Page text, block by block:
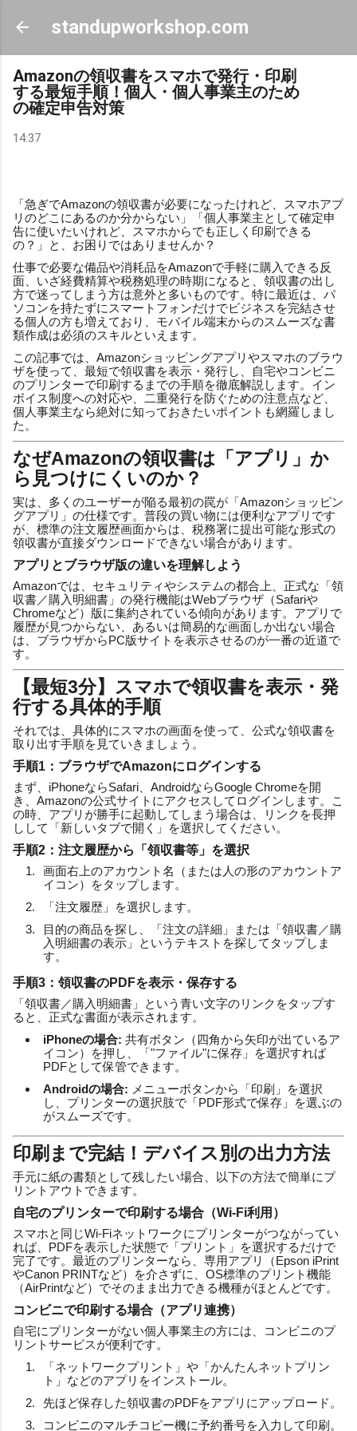
スキップしてメイン コンテンツに移動
standupworkshop.com
Amazonの領収書をスマホで発行・印刷
する最短手順！個人・個人事業主のため
の確定申告対策
14:37
「急ぎでAmazonの領収書が必要になったけれど、スマホアプ
リのどこにあるのか分からない」「個人事業主として確定申
告に使いたいけれど、スマホからでも正しく印刷できる
の？」と、お困りではありませんか？
仕事で必要な備品や消耗品をAmazonで手軽に購入できる反
面、いざ経費精算や税務処理の時期になると、領収書の出し
方で迷ってしまう方は意外と多いものです。特に最近は、パ
ソコンを持たずにスマートフォンだけでビジネスを完結させ
る個人の方も増えており、モバイル端末からのスムーズな書
類作成は必須のスキルといえます。
この記事では、Amazonショッピングアプリやスマホのブラウ
ザを使って、最短で領収書を表示・発行し、自宅やコンビニ
のプリンターで印刷するまでの手順を徹底解説します。イン
ボイス制度への対応や、二重発行を防ぐための注意点など、
個人事業主なら絶対に知っておきたいポイントも網羅しまし
た。
なぜAmazonの領収書は「アプリ」か
ら見つけにくいのか？
実は、多くのユーザーが陥る最初の罠が「Amazonショッピン
グアプリ」の仕様です。普段の買い物には便利なアプリです
が、標準の注文履歴画面からは、税務署に提出可能な形式の
領収書が直接ダウンロードできない場合があります。
アプリとブラウザ版の違いを理解しよう
Amazonでは、セキュリティやシステムの都合上、正式な「領
収書／購入明細書」の発行機能はWebブラウザ（Safariや
Chromeなど）版に集約されている傾向があります。アプリで
履歴が見つからない、あるいは簡易的な画面しか出ない場合
は、ブラウザからPC版サイトを表示させるのが一番の近道で
す。
【最短3分】スマホで領収書を表示・発
行する具体的手順
それでは、具体的にスマホの画面を使って、公式な領収書を
取り出す手順を見ていきましょう。
手順1：ブラウザでAmazonにログインする
まず、iPhoneならSafari、AndroidならGoogle Chromeを開
き、Amazonの公式サイトにアクセスしてログインします。こ
の時、アプリが勝手に起動してしまう場合は、リンクを長押
しして「新しいタブで開く」を選択してください。
手順2：注文履歴から「領収書等」を選択
画面右上のアカウント名（または人の形のアカウントア
イコン）をタップします。
「注文履歴」を選択します。
目的の商品を探し、「注文の詳細」または「領収書／購
入明細書の表示」というテキストを探してタップしま
す。
手順3：領収書のPDFを表示・保存する
「領収書／購入明細書」という青い文字のリンクをタップす
ると、正式な書面が表示されます。
iPhoneの場合: 共有ボタン（四角から矢印が出ているア
イコン）を押し、「"ファイル"に保存」を選択すれば
PDFとして保管できます。
Androidの場合: メニューボタンから「印刷」を選択
し、プリンターの選択肢で「PDF形式で保存」を選ぶの
がスムーズです。
印刷まで完結！デバイス別の出力方法
手元に紙の書類として残したい場合、以下の方法で簡単にプ
リントアウトできます。
自宅のプリンターで印刷する場合（Wi-Fi利用）
スマホと同じWi-Fiネットワークにプリンターがつながってい
れば、PDFを表示した状態で「プリント」を選択するだけで
完了です。最近のプリンターなら、専用アプリ（Epson iPrint
やCanon PRINTなど）を介さずに、OS標準のプリント機能
（AirPrintなど）でそのまま出力できる機種がほとんどです。
コンビニで印刷する場合（アプリ連携）
自宅にプリンターがない個人事業主の方には、コンビニのプ
リントサービスが便利です。
「ネットワークプリント」や「かんたんネットプリン
ト」などのアプリをインストール。
先ほど保存した領収書のPDFをアプリにアップロード。
コンビニのマルチコピー機に予約番号を入力して印刷。